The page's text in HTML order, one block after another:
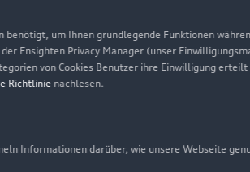
benötigt, um Ihnen grundlegende Funktionen
Ensighten Privacy Manager (unser
von Cookies Benutzer ihre Einwilligung
Richtlinie nachlesen.
Informationen darüber, wie unsere Webseite
Audi erleben
Newsletter